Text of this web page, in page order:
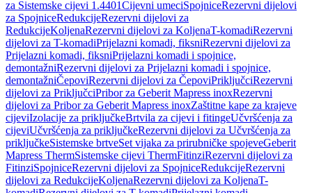
za Sistemske cijevi 1.4401Cijevni umeciSpojniceRezervni dijelovi
za SpojniceRedukcijeRezervni dijelovi za
RedukcijeKoljenaRezervni dijelovi za KoljenaT-komadiRezervni
dijelovi za T-komadiPrijelazni komadi, fiksniRezervni dijelovi za
Prijelazni komadi, fiksniPrijelazni komadi i spojnice,
demontažniRezervni dijelovi za Prijelazni komadi i spojnice,
demontažniČepoviRezervni dijelovi za ČepoviPriključciRezervni
dijelovi za PriključciPribor za Geberit Mapress inoxRezervni
dijelovi za Pribor za Geberit Mapress inoxZaštitne kape za krajeve
cijeviIzolacije za priključkeBrtvila za cijevi i fitingeUčvršćenja za
cijeviUčvršćenja za priključkeRezervni dijelovi za Učvršćenja za
priključkeSistemske brtveSet vijaka za prirubničke spojeveGeberit
Mapress ThermSistemske cijevi ThermFitinziRezervni dijelovi za
FitinziSpojniceRezervni dijelovi za SpojniceRedukcijeRezervni
dijelovi za RedukcijeKoljenaRezervni dijelovi za KoljenaT-